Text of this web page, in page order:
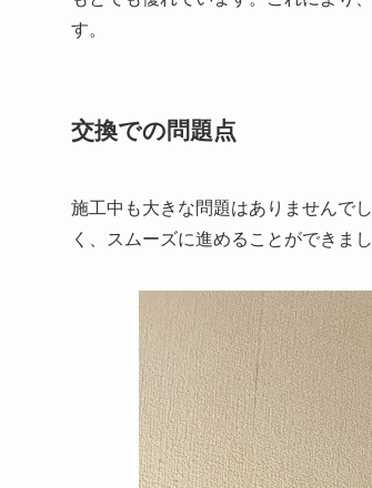
す。
交換での問題点
施工中も大きな問題はありませんで
く、スムーズに進めることができまし